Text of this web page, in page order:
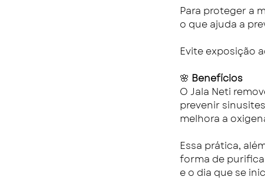
Para proteger a
o que ajuda a
Evite exposição
🌸 Benefícios
O Jala Neti
prevenir
melhora a
Essa prática,
forma de
e o dia que se